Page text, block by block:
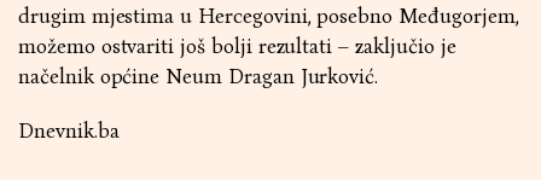
drugim mjestima u Hercegovini, posebno Međugorjem,
možemo ostvariti još bolji rezultati – zaključio je
načelnik općine Neum Dragan Jurković.
Dnevnik.ba